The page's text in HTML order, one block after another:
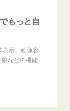
もっと自
表示、画像容
などの機能